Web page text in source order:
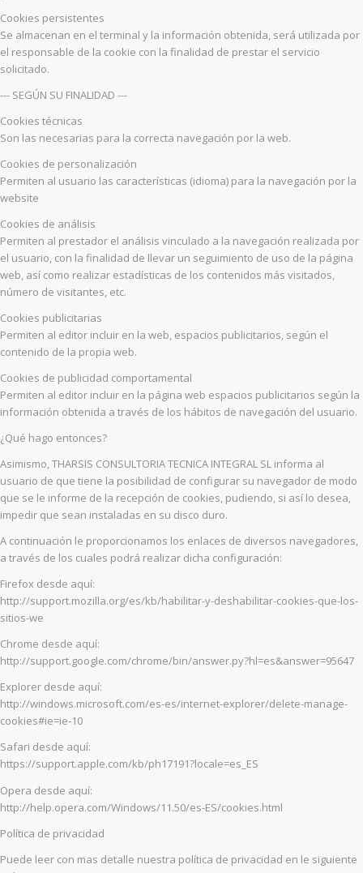
Cookies persistentes
Se almacenan en el terminal y la información obtenida, será utilizada por
el responsable de la cookie con la finalidad de prestar el servicio
solicitado.
--- SEGÚN SU FINALIDAD ---
Cookies técnicas
Son las necesarias para la correcta navegación por la web.
Cookies de personalización
Permiten al usuario las características (idioma) para la navegación por la
website
Cookies de análisis
Permiten al prestador el análisis vinculado a la navegación realizada por
el usuario, con la finalidad de llevar un seguimiento de uso de la página
web, así como realizar estadísticas de los contenidos más visitados,
número de visitantes, etc.
Cookies publicitarias
Permiten al editor incluir en la web, espacios publicitarios, según el
contenido de la propia web.
Cookies de publicidad comportamental
Permiten al editor incluir en la página web espacios publicitarios según la
información obtenida a través de los hábitos de navegación del usuario.
¿Qué hago entonces?
Asimismo, THARSIS CONSULTORIA TECNICA INTEGRAL SL informa al
usuario de que tiene la posibilidad de configurar su navegador de modo
que se le informe de la recepción de cookies, pudiendo, si así lo desea,
impedir que sean instaladas en su disco duro.
A continuación le proporcionamos los enlaces de diversos navegadores,
a través de los cuales podrá realizar dicha configuración:
Firefox desde aquí:
http://support.mozilla.org/es/kb/habilitar-y-deshabilitar-cookies-que-los-
sitios-we
Chrome desde aquí:
http://support.google.com/chrome/bin/answer.py?hl=es&answer=95647
Explorer desde aquí:
http://windows.microsoft.com/es-es/internet-explorer/delete-manage-
cookies#ie=ie-10
Safari desde aquí:
https://support.apple.com/kb/ph17191?locale=es_ES
Opera desde aquí:
http://help.opera.com/Windows/11.50/es-ES/cookies.html
Política de privacidad
Puede leer con mas detalle nuestra política de privacidad en le siguiente